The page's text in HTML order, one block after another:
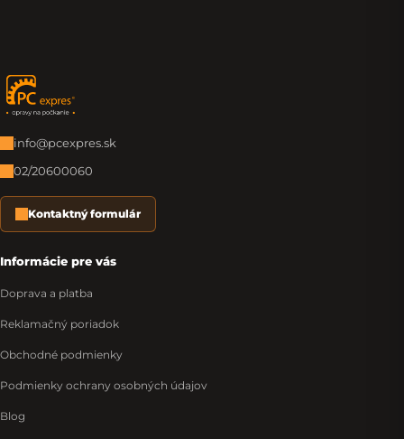
Zápätie
info@pcexpres.sk
02/20600060
Kontaktný formulár
Informácie pre vás
Doprava a platba
Reklamačný poriadok
Obchodné podmienky
Podmienky ochrany osobných údajov
Blog